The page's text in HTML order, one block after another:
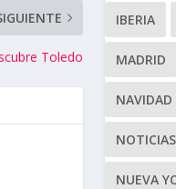
Toledo
IBERIA
MADRID
NAVIDAD
NUEVA